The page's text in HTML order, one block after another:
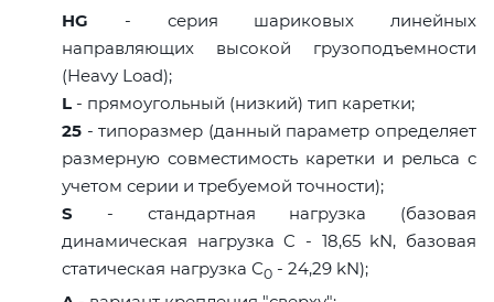
HG - серия шариковых линейных
направляющих высокой грузоподъемности
(Heavy Load);
L - прямоугольный (низкий) тип каретки;
25 - типоразмер (данный параметр определяет
размерную совместимость каретки и рельса с
учетом серии и требуемой точности);
S - стандартная нагрузка (базовая
динамическая нагрузка C - 18,65 kN, базовая
статическая нагрузка С0 - 24,29 kN);